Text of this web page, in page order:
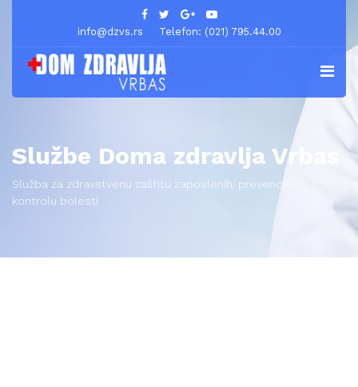
info@dzvs.rs Telefon: (021) 795.44.00
Službe Doma zdravlja Vrbas
Služba za zdravstvenu zaštitu zaposlenih, prevenciju i
kontrolu bolesti